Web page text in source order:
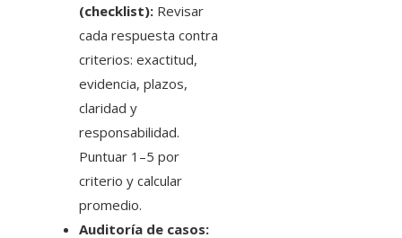
(checklist): Revisar
cada respuesta contra
criterios: exactitud,
evidencia, plazos,
claridad y
responsabilidad.
Puntuar 1–5 por
criterio y calcular
promedio.
Auditoría de casos: